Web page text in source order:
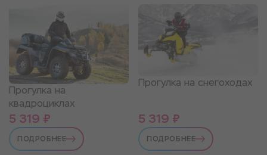
Прогулка на
квадроциклах
5 319 ₽
ПОДРОБНЕЕ
Прогулка на снегоходах
5 319 ₽
ПОДРОБНЕЕ